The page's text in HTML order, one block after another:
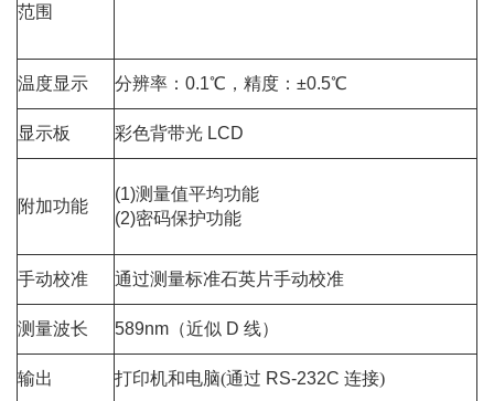
范围
温度显示 分辨率 ：0.1℃ ，精度 ：±0.5℃
显示板 彩色背带光 LCD
附加功能
(1)测量值平均功能
(2)密码保护功能
手动校准 通过测量标准石英片手动校准
测量波长 589nm （近似 D 线）
输出 打印机和电脑(通过 RS-232C 连接)